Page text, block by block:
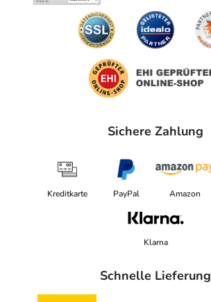
Sichere Zahlung
Kreditkarte PayPal Amazon
Klarna
Schnelle Lieferung